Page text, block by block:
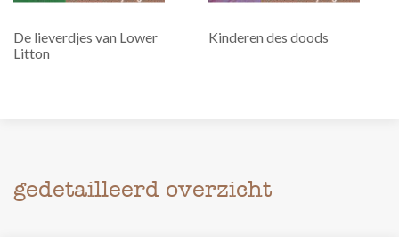
De lieverdjes van Lower
Litton
Kinderen des doods
gedetailleerd overzicht